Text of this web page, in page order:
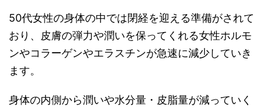
50代女性の身体の中では閉経を迎える準備がされて
おり、皮膚の弾力や潤いを保ってくれる女性ホルモ
ンやコラーゲンやエラスチンが急速に減少していき
ます。
身体の内側から潤いや水分量・皮脂量が減っていく